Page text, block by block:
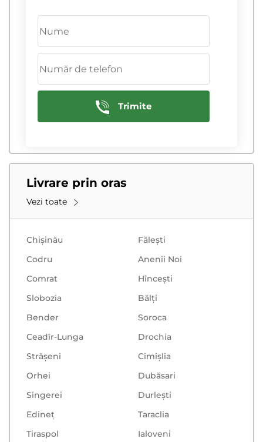
215/55 R17
225/45 R17
225/60 R17
225/65 R17
235/55 R17
225/40 R18
235/50 R18
Livrare prin oras
Vezi toate
Chișinău
Făleşti
Codru
Anenii Noi
Comrat
Hînceşti
Slobozia
Bălţi
Bender
Soroca
Ceadîr-Lunga
Drochia
Strășeni
Cimișlia
Orhei
Dubăsari
Singerei
Durlești
Edineț
Taraclia
Tiraspol
Ialoveni
Trimite